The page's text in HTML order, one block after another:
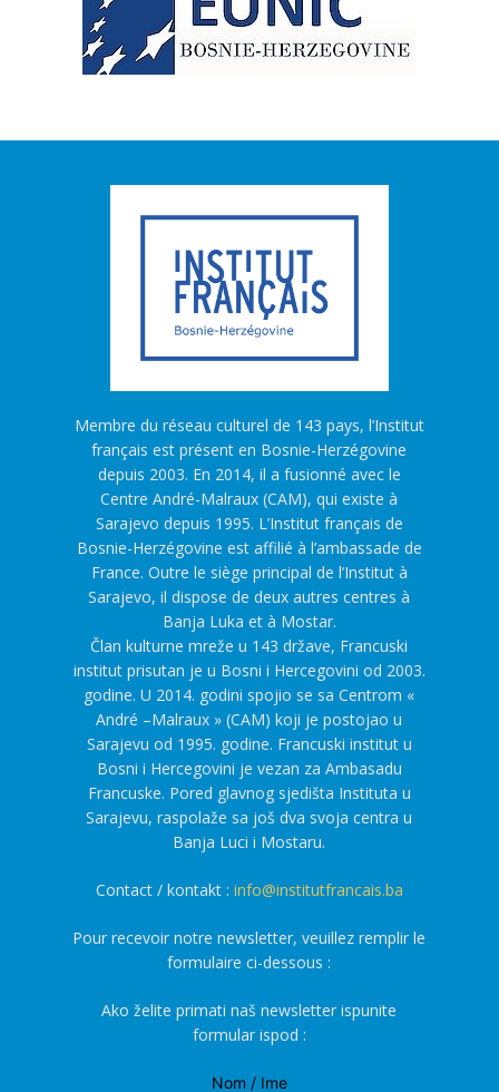
Membre du réseau culturel de 143 pays, l’Institut
français est présent en Bosnie-Herzégovine
depuis 2003. En 2014, il a fusionné avec le
Centre André-Malraux (CAM), qui existe à
Sarajevo depuis 1995. L’Institut français de
Bosnie-Herzégovine est affilié à l’ambassade de
France. Outre le siège principal de l’Institut à
Sarajevo, il dispose de deux autres centres à
Banja Luka et à Mostar.
Član kulturne mreže u 143 države, Francuski
institut prisutan je u Bosni i Hercegovini od 2003.
godine. U 2014. godini spojio se sa Centrom «
André –Malraux » (CAM) koji je postojao u
Sarajevu od 1995. godine. Francuski institut u
Bosni i Hercegovini je vezan za Ambasadu
Francuske. Pored glavnog sjedišta Instituta u
Sarajevu, raspolaže sa još dva svoja centra u
Banja Luci i Mostaru.
Contact / kontakt : info@institutfrancais.ba
Pour recevoir notre newsletter, veuillez remplir le
formulaire ci-dessous :
Ako želite primati naš newsletter ispunite
formular ispod :
Nom / Ime